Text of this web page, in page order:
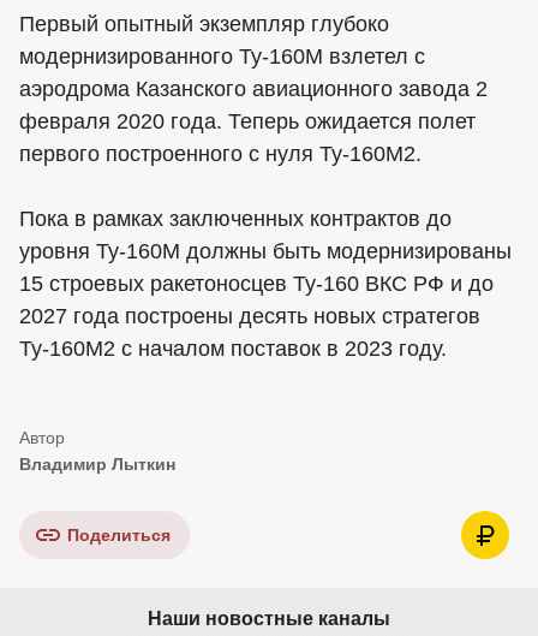
Первый опытный экземпляр глубоко
модернизированного Ту-160М взлетел с
аэродрома Казанского авиационного завода 2
февраля 2020 года. Теперь ожидается полет
первого построенного с нуля Ту-160М2.
Пока в рамках заключенных контрактов до
уровня Ту-160М должны быть модернизированы
15 строевых ракетоносцев Ту-160 ВКС РФ и до
2027 года построены десять новых стратегов
Ту-160М2 с началом поставок в 2023 году.
Владимир Лыткин
Поделиться
Наши новостные каналы